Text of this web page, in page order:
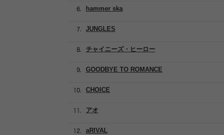
チャイニーズ・ヒーロー
CHOICE
hammer ska
JUNGLES
GOODBYE TO ROMANCE
アオ
aRIVAL